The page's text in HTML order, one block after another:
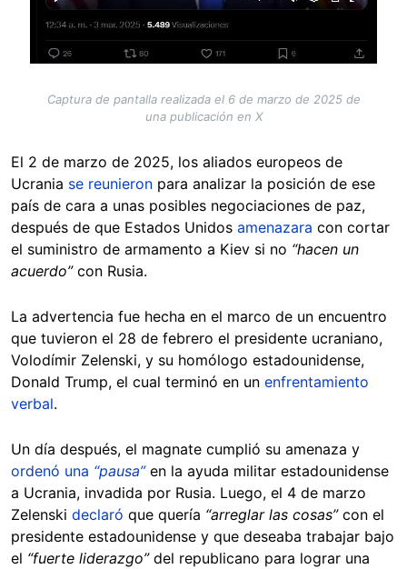
Captura de pantalla realizada el 6 de marzo de 2025 de
una publicación en X
El 2 de marzo de 2025, los aliados europeos de
Ucrania se reunieron para analizar la posición de ese
país de cara a unas posibles negociaciones de paz,
después de que Estados Unidos amenazara con cortar
el suministro de armamento a Kiev si no “hacen un
acuerdo”con Rusia.
La advertencia fue hecha en el marco de un encuentro
que tuvieron el 28 de febrero el presidente ucraniano,
Volodímir Zelenski, y su homólogo estadounidense,
Donald Trump, el cual terminó en un enfrentamiento
verbal.
Un día después, el magnate cumplió su amenaza y
ordenó una “pausa”en la ayuda militar estadounidense
a Ucrania, invadida por Rusia. Luego, el 4 de marzo
Zelenski declaró que quería “arreglar las cosas”con el
presidente estadounidense y que deseaba trabajar bajo
el “fuerte liderazgo”del republicano para lograr una